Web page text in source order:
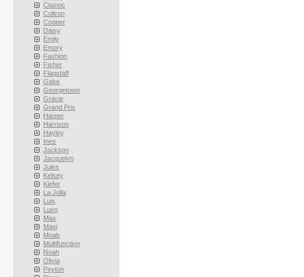
Classic
Coltron
Cooper
Daisy
Emily
Emory
Fashion
Fisher
Flagstaff
Gabe
Georgetown
Gracie
Grand Prix
Harper
Harrison
Hayley
Ines
Jackson
Jacquelyn
Jules
Kelsey
Kiefer
La Jolla
Luis
Luxo
Max
Maxi
Moab
Multifunction
Noah
Olivia
Peyton